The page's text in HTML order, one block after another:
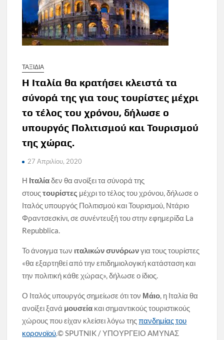
ΤΑΞΙΔΙΑ
Η Ιταλία θα κρατήσει κλειστά τα
σύνορά της για τους τουρίστες μέχρι
το τέλος του χρόνου, δήλωσε ο
υπουργός Πολιτισμού και Τουρισμού
της χώρας.
27 Απριλίου, 2020
Η Ιταλίαδεν θα ανοίξει τα σύνορά της
στουςτουρίστες μέχρι το τέλος του χρόνου, δήλωσε ο
Ιταλός υπουργός Πολιτισμού και Τουρισμού, Ντάριο
Φραντσεσκίνι, σε συνέντευξή του στην εφημερίδα La
Repubblica.
Το άνοιγμα των ιταλικών συνόρωνγια τους τουρίστες
«θα εξαρτηθεί από την επιδημιολογική κατάσταση και
την πολιτική κάθε χώρας», δήλωσε ο ίδιος.
Ο Ιταλός υπουργός σημείωσε ότι τον Μάιο, η Ιταλία θα
ανοίξει ξανά μουσεία και σημαντικούς τουριστικούς
χώρους που είχαν κλείσει λόγω τηςπανδημίας του
κορονοϊού.© SPUTNIK / ΥΠΟΥΡΓΕΙΟ ΑΜΥΝΑΣ